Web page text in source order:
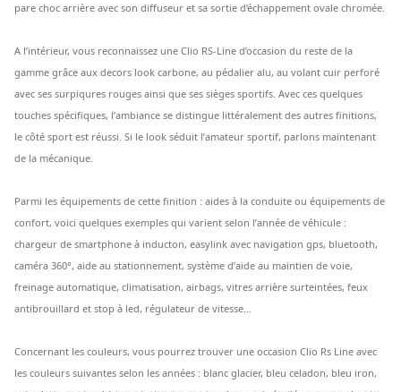
pare choc arrière avec son diffuseur et sa sortie d’échappement ovale chromée.
A l’intérieur, vous reconnaissez une Clio RS-Line d’occasion du reste de la
gamme grâce aux decors look carbone, au pédalier alu, au volant cuir perforé
avec ses surpiqures rouges ainsi que ses sièges sportifs. Avec ces quelques
touches spécifiques, l’ambiance se distingue littéralement des autres finitions,
le côté sport est réussi. Si le look séduit l’amateur sportif, parlons maintenant
de la mécanique.
Parmi les équipements de cette finition : aides à la conduite ou équipements de
confort, voici quelques exemples qui varient selon l’année de véhicule :
chargeur de smartphone à inducton, easylink avec navigation gps, bluetooth,
caméra 360°, aide au stationnement, système d’aide au maintien de voie,
freinage automatique, climatisation, airbags, vitres arrière surteintées, feux
antibrouillard et stop à led, régulateur de vitesse…
Concernant les couleurs, vous pourrez trouver une occasion Clio Rs Line avec
les couleurs suivantes selon les années : blanc glacier, bleu celadon, bleu iron,